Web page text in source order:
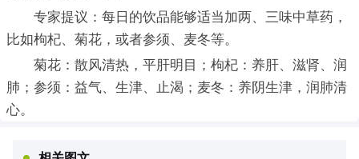
专家提议：每日的饮品能够适当加两、三味中草药，
比如枸杞、菊花，或者参须、麦冬等。
菊花：散风清热，平肝明目；枸杞：养肝、滋肾、润
肺；参须：益气、生津、止渴；麦冬：养阴生津，润肺清
心。